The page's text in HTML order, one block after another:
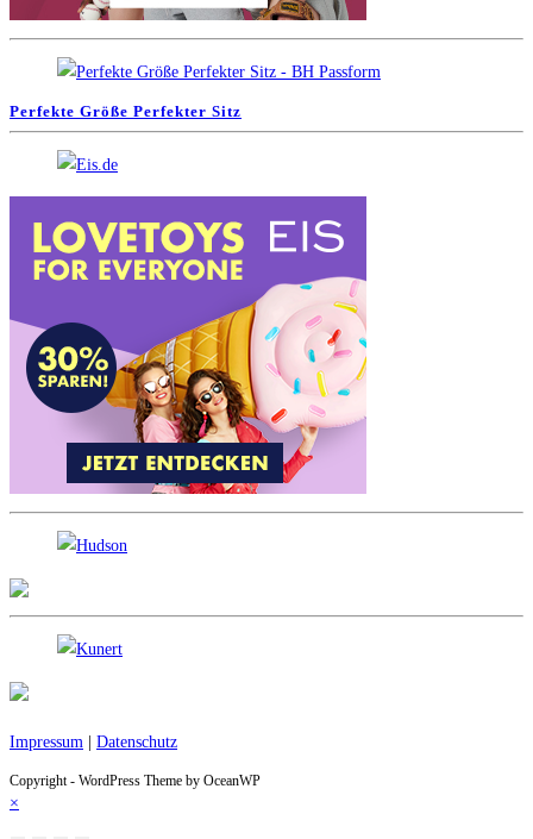
Perfekte Größe Perfekter Sitz
Impressum Datenschutz
Copyright - WordPress Theme by OceanWP
×